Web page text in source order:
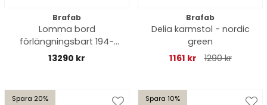
Brafab
Lomma bord
förlängningsbart 194-
312x100 H73 cm - svart
13290 kr
Brafab
Delia karmstol - nordic
green
1161 kr
1290 kr
Spara 20% Spara 10%